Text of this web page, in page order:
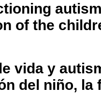
of the
vida y
del niño, la